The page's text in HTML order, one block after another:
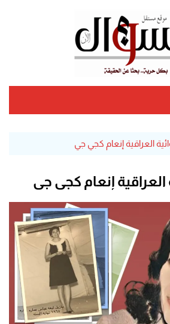
العراقية إنعام كجي جي
العراقية إنعام كجي جي